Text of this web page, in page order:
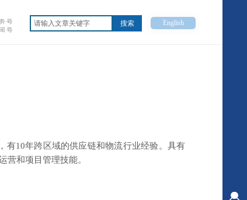
有10年跨区域的供应链和物流行业经验。具有
营和项目管理技能。
搜索 English